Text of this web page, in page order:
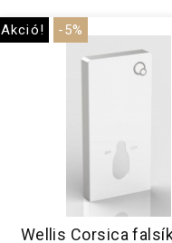
Akció! -5%
Wellis Corsica